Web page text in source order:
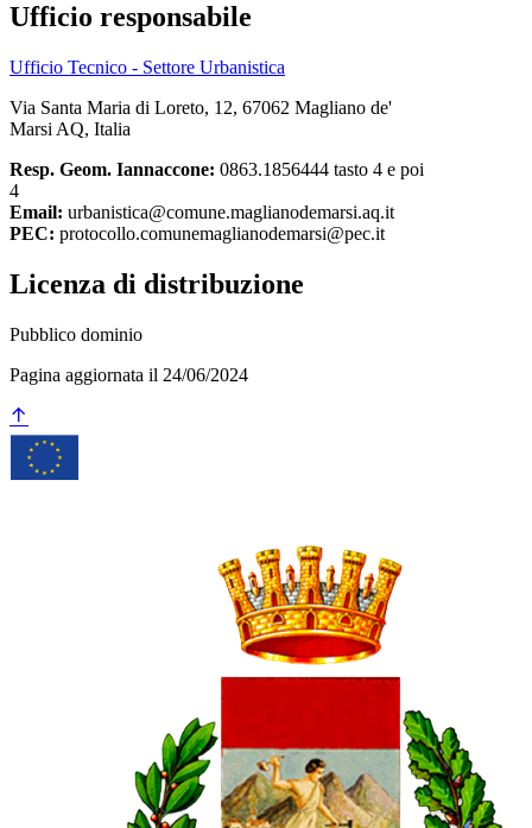
Ufficio responsabile
Ufficio Tecnico - Settore Urbanistica
Via Santa Maria di Loreto, 12, 67062 Magliano de'
Marsi AQ, Italia
Resp. Geom. Iannaccone: 0863.1856444 tasto 4 e poi
4
Email: urbanistica@comune.maglianodemarsi.aq.it
PEC: protocollo.comunemaglianodemarsi@pec.it
Licenza di distribuzione
Pubblico dominio
Pagina aggiornata il 24/06/2024